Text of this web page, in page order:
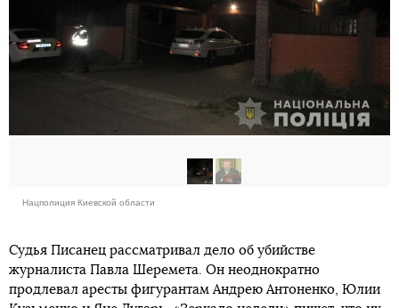
Нацполиция Киевской области
Судья Писанец рассматривал дело об убийстве
журналиста Павла Шеремета. Он неоднократно
продлевал аресты фигурантам Андрею Антоненко, Юлии